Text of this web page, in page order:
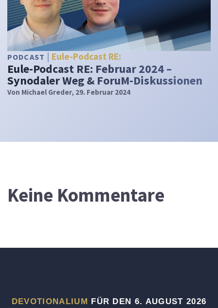
PODCAST Eule-Podcast RE:
Eule-Podcast RE: Februar 2024 –
Synodaler Weg & ForuM-Diskussionen
Von Michael Greder, 29. Februar 2024
Keine Kommentare
DEVOTIONALIUM FÜR DEN 6. AUGUST 2026